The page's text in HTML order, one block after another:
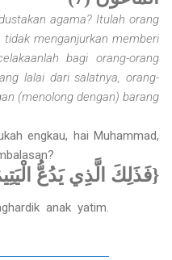
agama? Itulah orang
menganjurkan memberi
bagi orang-orang
lalai dari salatnya, orang-
(menolong dengan) barang
engkau, hai Muhammad,
{فَذَلِكَ الَّذِي يَدُعُّ
anak yatim.